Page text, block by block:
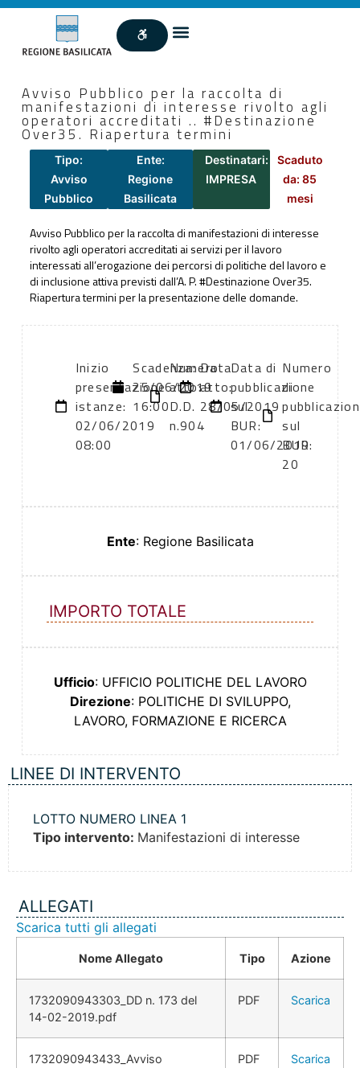
Avviso Pubblico per la raccolta di
manifestazioni di interesse rivolto agli
operatori accreditati .. #Destinazione
Over35. Riapertura termini
Tipo:
Avviso
Pubblico
Ente:
Regione
Basilicata
Destinatari:
IMPRESA
Scaduto
da: 85
mesi
Avviso Pubblico per la raccolta di manifestazioni di interesse
rivolto agli operatori accreditati ai servizi per il lavoro
interessati all’erogazione dei percorsi di politiche del lavoro e
di inclusione attiva previsti dall’A. P. #Destinazione Over35.
Riapertura termini per la presentazione delle domande.
Inizio
presentazione
istanze:
02/06/2019
08:00
Scadenza:
25/06/2019
16:00
Numero
atto:
D.D.
n.904
Data
atto:
28/05/2019
Data di
pubblicazione
sul
BUR:
01/06/2019
Numero
di
sul
BUR:
20
Ente: Regione Basilicata
IMPORTO TOTALE
Ufficio: UFFICIO POLITICHE DEL LAVORO
Direzione: POLITICHE DI SVILUPPO,
LAVORO, FORMAZIONE E RICERCA
LINEE DI INTERVENTO
LOTTO NUMERO LINEA 1
Tipo intervento: Manifestazioni di interesse
ALLEGATI
Scarica tutti gli allegati
Nome Allegato Tipo Azione
1732090943303_DD n. 173 del
14-02-2019.pdf
PDF Scarica
1732090943433_Avviso
PDF Scarica